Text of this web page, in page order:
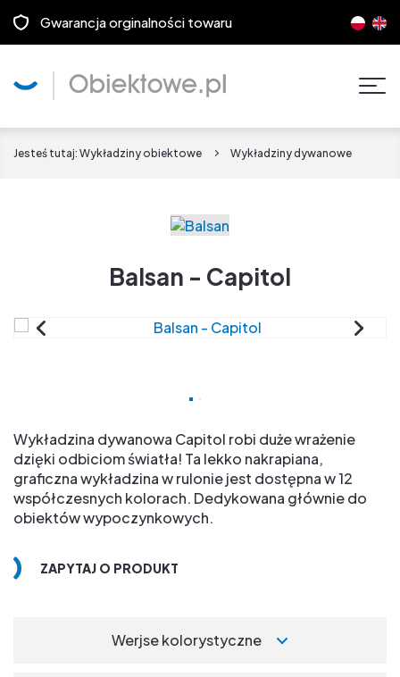
Gwarancja orginalności towaru
Jesteś tutaj: Wykładziny obiektowe Wykładziny dywanowe
Balsan - Capitol
Wykładzina dywanowa Capitol robi duże wrażenie
dzięki odbiciom światła! Ta lekko nakrapiana,
graficzna wykładzina w rulonie jest dostępna w 12
współczesnych kolorach. Dedykowana głównie do
obiektów wypoczynkowych.
ZAPYTAJ O PRODUKT
Werjse kolorystyczne